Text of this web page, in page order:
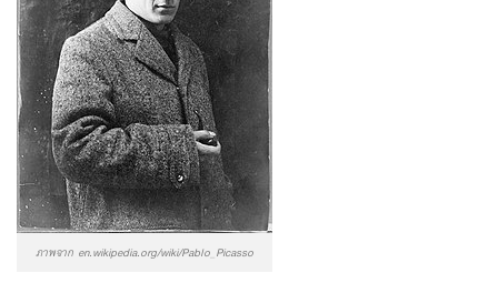
ภาพจาก en.wikipedia.org/wiki/Pablo_Picasso